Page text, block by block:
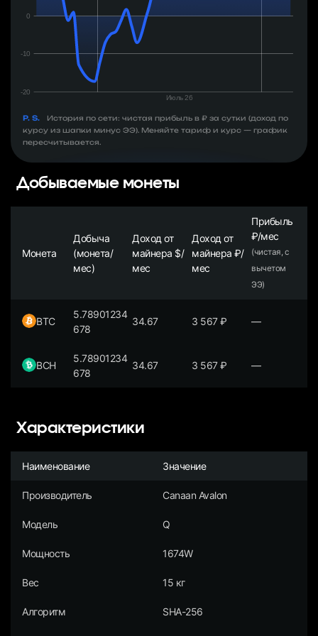
P. S.
История по сети: чистая прибыль в ₽ за сутки (доход по
курсу из шапки минус ЭЭ). Меняйте тариф и курс — график
пересчитывается.
Добываемые монеты
Монета
Добыча
(монета/
мес)
Доход от
майнера $/
мес
Доход от
майнера ₽/
мес
Прибыль
₽/мес
(чистая, с
вычетом
ЭЭ)
BTC
5.78901234
678
34.67 3 567₽ —
BCH
5.78901234
678
34.67 3 567₽ —
Характеристики
Наименование Значение
Производитель Canaan Avalon
Модель Q
Мощность 1674W
Вес 15 кг
Алгоритм SHA-256